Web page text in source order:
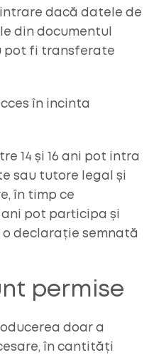
dacă datele de
din documentul
pot fi transferate
în incinta
14 și 16 ani pot intra
sau tutore legal și
în timp ce
ani pot participa și
declarație semnată
permise
doar a
în cantități